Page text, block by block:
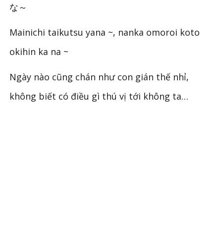
な～
Mainichi taikutsu yana ~, nanka omoroi koto
okihin ka na ~
Ngày nào cũng chán như con gián thế nhỉ,
không biết có điều gì thú vị tới không ta…